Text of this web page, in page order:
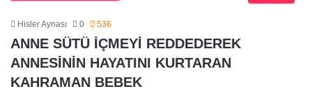
Hisler Aynası 0 536
ANNE SÜTÜ İÇMEYİ REDDEDEREK
ANNESİNİN HAYATINI KURTARAN
KAHRAMAN BEBEK